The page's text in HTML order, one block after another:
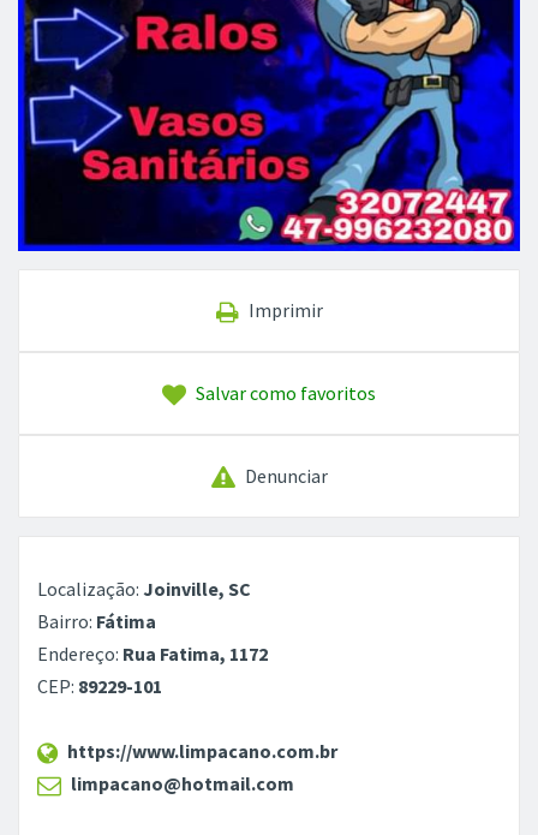
Imprimir
Salvar como favoritos
Denunciar
Localização: Joinville, SC
Bairro: Fátima
Endereço: Rua Fatima, 1172
CEP: 89229-101
https://www.limpacano.com.br
limpacano@hotmail.com